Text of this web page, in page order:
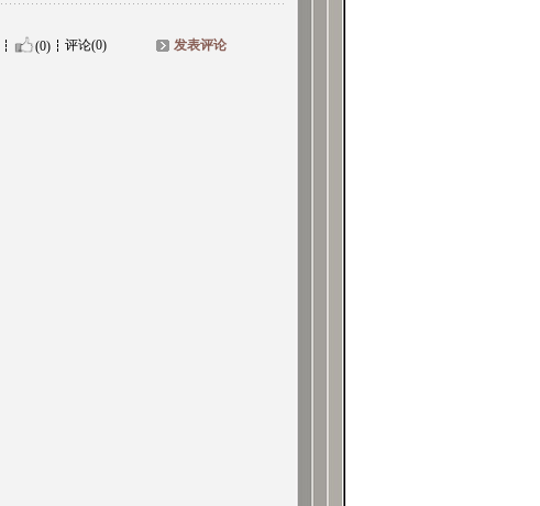
(0) 评论(0) 发表评论